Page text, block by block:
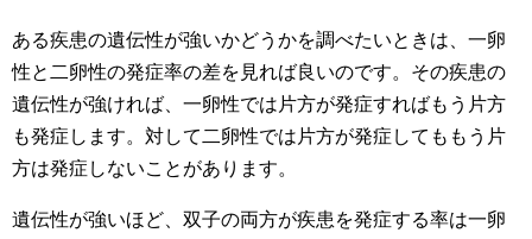
ある疾患の遺伝性が強いかどうかを調べたいときは、一卵
性と二卵性の発症率の差を見れば良いのです。その疾患の
遺伝性が強ければ、一卵性では片方が発症すればもう片方
も発症します。対して二卵性では片方が発症してももう片
方は発症しないことがあります。
遺伝性が強いほど、双子の両方が疾患を発症する率は一卵